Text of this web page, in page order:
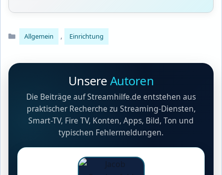
Kategorien
Allgemein , Einrichtung
UnsereAutoren
Die Beiträge auf Streamhilfe.de entstehen aus
praktischer Recherche zu Streaming-Diensten,
Smart-TV, Fire TV, Konten, Apps, Bild, Ton und
typischen Fehlermeldungen.